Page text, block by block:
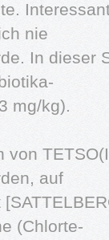
nie
In dieser
mg/kg).
von
auf
(Chlorte-